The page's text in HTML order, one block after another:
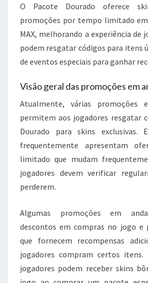
O Pacote Dourado oferece
promoções por tempo limitado em
MAX, melhorando a experiência de
podem resgatar códigos para itens
de eventos especiais para ganhar
Visão geral das promoções em
Atualmente, várias promoções
permitem aos jogadores resgatar
Dourado para skins exclusivas.
frequentemente apresentam
limitado que mudam
jogadores devem verificar
perderem.
Algumas promoções em
descontos em compras no jogo e
que fornecem recompensas
jogadores compram certos itens.
jogadores podem receber skins